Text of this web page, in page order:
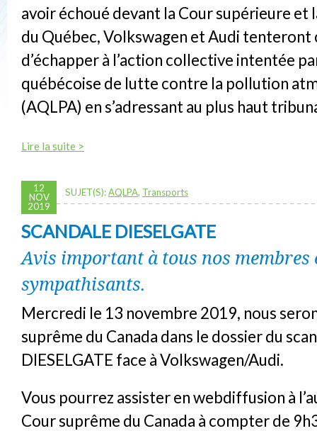
avoir échoué devant la Cour supérieure et
du Québec, Volkswagen et Audi tenteront
d’échapper à l’action collective intentée
québécoise de lutte contre la pollution
(AQLPA) en s’adressant au plus haut
Lire la suite >
12
NOV
2019
SUJET(S):AQLPA, Transports
SCANDALE DIESELGATE
Avis important à tous nos membres
sympathisants.
Mercredi le 13 novembre 2019, nous
suprême du Canada dans le dossier du
DIESELGATE face à Volkswagen/Audi.
Vous pourrez assister en webdiffusion à
Cour suprême du Canada à compter de